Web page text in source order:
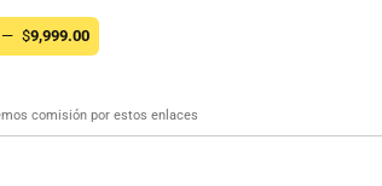
— $9,999.00
comisión por estos enlaces